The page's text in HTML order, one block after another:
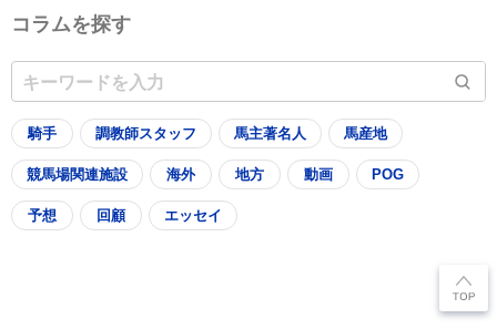
コラムを探す
騎手 調教師スタッフ 馬主著名人 馬産地
競馬場関連施設 海外 地方 動画 POG
予想 回顧 エッセイ